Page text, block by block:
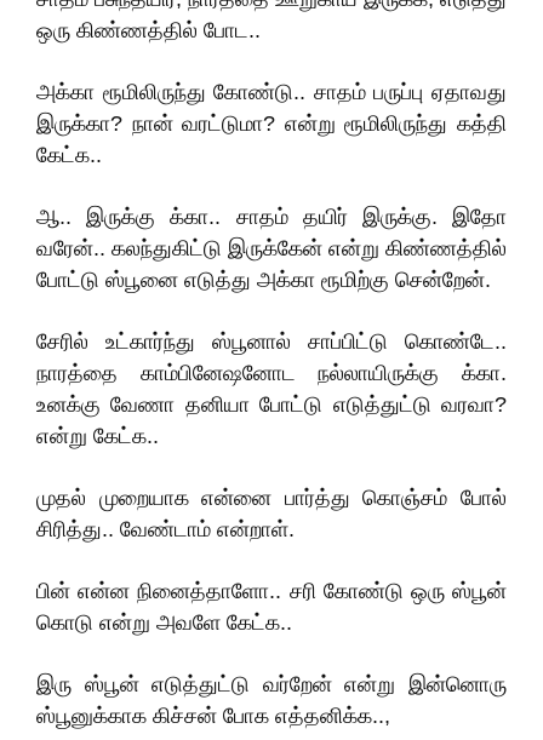
ஒரு கிண்ணத்தில் போட..
அக்கா ரூமிலிருந்து கோண்டு.. சாதம் பருப்பு ஏதாவது
இருக்கா? நான் வரட்டுமா? என்று ரூமிலிருந்து கத்தி
கேட்க..
ஆ.. இருக்கு க்கா.. சாதம் தயிர் இருக்கு. இதோ
வரேன்.. கலந்துகிட்டு இருக்கேன் என்று கிண்ணத்தில்
போட்டு ஸ்பூனை எடுத்து அக்கா ரூமிற்கு சென்றேன்.
சேரில் உட்கார்ந்து ஸ்பூனால் சாப்பிட்டு கொண்டே..
நாரத்தை காம்பினேஷனோட நல்லாயிருக்கு க்கா.
உனக்கு வேணா தனியா போட்டு எடுத்துட்டு வரவா?
என்று கேட்க..
முதல் முறையாக என்னை பார்த்து கொஞ்சம் போல்
சிரித்து.. வேண்டாம் என்றாள்.
பின் என்ன நினைத்தாளோ.. சரி கோண்டு ஒரு ஸ்பூன்
கொடு என்று அவளே கேட்க..
இரு ஸ்பூன் எடுத்துட்டு வர்றேன் என்று இன்னொரு
ஸ்பூனுக்காக கிச்சன் போக எத்தனிக்க..,